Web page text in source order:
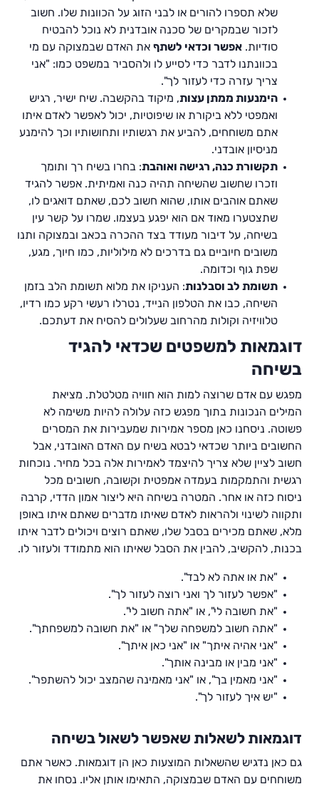
שלא תספרו להורים או לבני הזוג על הכוונות שלו. חשוב
לזכור שבמקרים של סכנה אובדנית לא נוכל להבטיח
סודיות. אפשר וכדאי לשתף את האדם שבמצוקה עם מי
בכוונתנו לדבר כדי לסייע לו ולהסביר במשפט כמו: "אני
צריך עזרה כדי לעזור לך".
הימנעות ממתן עצות, מיקוד בהקשבה. שיח ישיר, רגיש
ואמפטי ללא ביקורת או שיפוטיות, יכול לאפשר לאדם איתו
אתם משוחחים, להביע את רגשותיו ותחושותיו וכך להימנע
מניסיון אובדני.
תקשורת כנה, רגישה ואוהבת: בחרו בשיח רך ותומך
וזכרו שחשוב שהשיחה תהיה כנה ואמיתית. אפשר להגיד
שאתם אוהבים אותו, שהוא חשוב לכם, שאתם דואגים לו,
שתצטערו מאוד אם הוא יפגע בעצמו. שמרו על קשר עין
בשיחה, על דיבור מעודד בצד ההכרה בכאב ובמצוקה ותנו
משובים חיוביים גם בדרכים לא מילוליות, כמו חיוך, מגע,
שפת גוף וכדומה.
תשומת לב וסבלנות: העניקו את מלוא תשומת הלב בזמן
השיחה, כבו את הטלפון הנייד, נטרלו רעשי רקע כמו רדיו,
טלוויזיה וקולות מהרחוב שעלולים להסיח את דעתכם.
דוגמאות למשפטים שכדאי להגיד
בשיחה
מפגש עם אדם שרוצה למות הוא חוויה מטלטלת. מציאת
המילים הנכונות בתוך מפגש כזה עלולה להיות משימה לא
פשוטה. ניסחנו כאן מספר אמירות שמעבירות את המסרים
החשובים ביותר שכדאי לבטא בשיח עם האדם האובדני, אבל
חשוב לציין שלא צריך להיצמד לאמירות אלה בכל מחיר. נוכחות
רגשית והתמקמות בעמדה אמפטית וקשובה, חשובים מכל
ניסוח כזה או אחר. המטרה בשיחה היא ליצור אמון הדדי, קרבה
ותקווה לשינוי ולהראות לאדם שאיתו מדברים שאתם איתו באופן
מלא, שאתם מכירים בסבל שלו, שאתם רוצים ויכולים לדבר איתו
בכנות, להקשיב, להבין את הסבל שאיתו הוא מתמודד ולעזור לו.
"את או אתה לא לבד".
"אפשר לעזור לך ואני רוצה לעזור לך".
"את חשובה לי", או "אתה חשוב לי".
"אתה חשוב למשפחה שלך" או "את חשובה למשפחתך".
"אני אהיה איתך" או "אני כאן איתך".
"אני מבין או מבינה אותך".
"אני מאמין בך", או "אני מאמינה שהמצב יכול להשתפר".
"יש איך לעזור לך".
דוגמאות לשאלות שאפשר לשאול בשיחה
גם כאן נדגיש שהשאלות המוצעות כאן הן דוגמאות. כאשר אתם
משוחחים עם האדם שבמצוקה, התאימו אותן אליו. נסחו את